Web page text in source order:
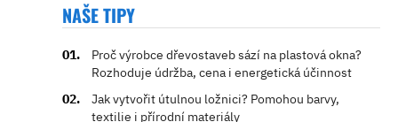
NAŠE TIPY
Proč výrobce dřevostaveb sází na plastová okna?
Rozhoduje údržba, cena i energetická účinnost
Jak vytvořit útulnou ložnici? Pomohou barvy,
textilie i přírodní materiály